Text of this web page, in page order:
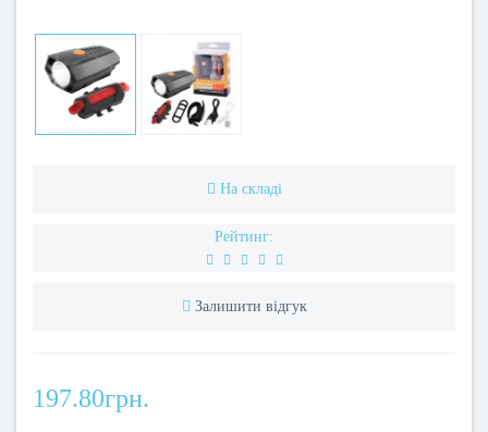
На складі
Рейтинг:
Залишити відгук
197.80грн.